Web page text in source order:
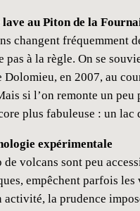
lave au Piton de la
changent fréquemment
pas à la règle. On se
Dolomieu, en 2007, au
si l’on remonte un
plus fabuleuse : un
expérimentale
de volcans sont peu
empêchent parfois les
activité, la prudence